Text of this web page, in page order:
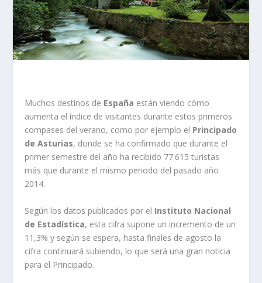
Muchos destinos de España están viendo cómo
aumenta el índice de visitantes durante estos primeros
compases del verano, como por ejemplo el Principado
de Asturias, donde se ha confirmado que durante el
primer semestre del año ha recibido 77.615 turistas
más que durante el mismo periodo del pasado año
2014.
Según los datos publicados por el Instituto Nacional
de Estadística, esta cifra supone un incremento de un
11,3% y según se espera, hasta finales de agosto la
cifra continuará subiendo, lo que será una gran noticia
para el Principado.